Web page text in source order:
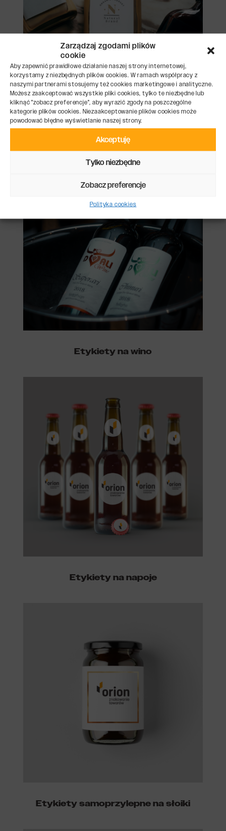
Zarządzaj zgodami plików
cookie
Aby zapewnić prawidłowe działanie naszej strony internetowej,
korzystamy z niezbędnych plików cookies. W ramach współpracy z
naszymi partnerami stosujemy też cookies marketingowe i analityczne.
Możesz zaakceptować wszystkie pliki cookies, tylko te niezbędne lub
kliknąć "zobacz preferencje", aby wyrazić zgody na poszczególne
kategorie plików cookies. Niezaakceptowanie plików cookies może
powodować błędne wyświetlanie naszej strony.
Akceptuję
Tylko niezbędne
Zobacz preferencje
Polityka cookies
Etykiety na wódkę
Etykiety na wino
Etykiety na napoje
Etykiety samoprzylepne na słoiki